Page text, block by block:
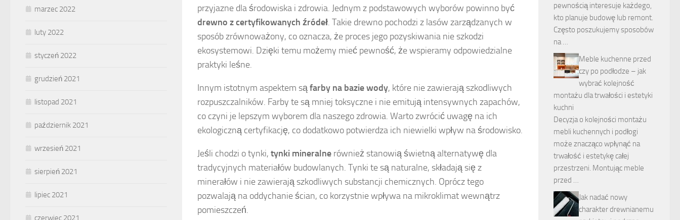
przyjazne dla środowiska i zdrowia. Jednym z podstawowych wyborów powinno być
drewno z certyfikowanych źródeł. Takie drewno pochodzi z lasów zarządzanych w
sposób zrównoważony, co oznacza, że proces jego pozyskiwania nie szkodzi
ekosystemowi. Dzięki temu możemy mieć pewność, że wspieramy odpowiedzialne
praktyki leśne.
Innym istotnym aspektem sąfarby na bazie wody, które nie zawierają szkodliwych
rozpuszczalników. Farby te są mniej toksyczne i nie emitują intensywnych zapachów,
co czyni je lepszym wyborem dla naszego zdrowia. Warto zwrócić uwagę na ich
ekologiczną certyfikację, co dodatkowo potwierdza ich niewielki wpływ na środowisko.
Jeśli chodzi o tynki, tynki mineralne również stanowią świetną alternatywę dla
tradycyjnych materiałów budowlanych. Tynki te są naturalne, składają się z
minerałów i nie zawierają szkodliwych substancji chemicznych. Oprócz tego
pozwalają na oddychanie ścian, co korzystnie wpływa na mikroklimat wewnątrz
pomieszczeń.
marzec 2022
luty 2022
styczeń 2022
grudzień 2021
listopad 2021
październik 2021
wrzesień 2021
sierpień 2021
lipiec 2021
czerwiec 2021
pewnością interesuje każdego,
kto planuje budowę lub remont.
Często poszukujemy sposobów
na …
Meble kuchenne przed
czy po podłodze – jak
wybrać kolejność
montażu dla trwałości i estetyki
kuchni
Decyzja o kolejności montażu
mebli kuchennych i podłogi
może znacząco wpłynąć na
trwałość i estetykę całej
przestrzeni. Montując meble
przed …
Jak nadać nowy
charakter drewnianemu